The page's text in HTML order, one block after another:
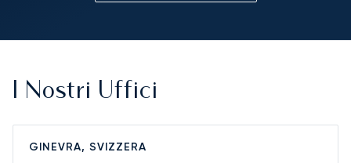
I Nostri Uffici
GINEVRA, SVIZZERA